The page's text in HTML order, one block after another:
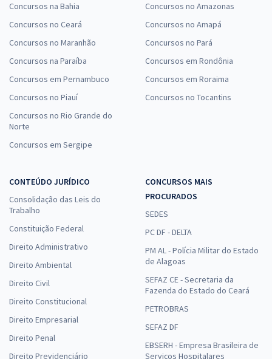
Concursos na Bahia
Concursos no Ceará
Concursos no Maranhão
Concursos na Paraíba
Concursos em Pernambuco
Concursos no Piauí
Concursos no Rio Grande do
Norte
Concursos em Sergipe
Concursos no Amazonas
Concursos no Amapá
Concursos no Pará
Concursos em Rondônia
Concursos em Roraima
Concursos no Tocantins
CONTEÚDO JURÍDICO
Consolidação das Leis do
Trabalho
Constituição Federal
Direito Administrativo
Direito Ambiental
Direito Civil
Direito Constitucional
Direito Empresarial
Direito Penal
Direito Previdenciário
CONCURSOS MAIS
PROCURADOS
SEDES
PC DF - DELTA
PM AL - Polícia Militar do Estado
de Alagoas
SEFAZ CE - Secretaria da
Fazenda do Estado do Ceará
PETROBRAS
SEFAZ DF
EBSERH - Empresa Brasileira de
Serviços Hospitalares